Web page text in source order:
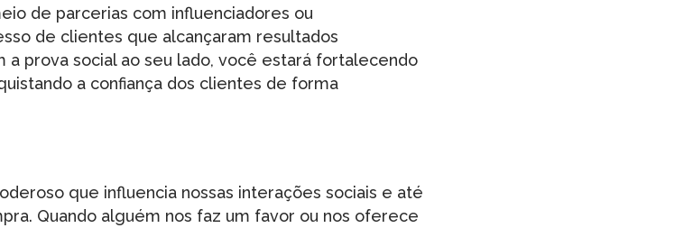
de parcerias com influenciadores ou
de clientes que alcançaram resultados
a prova social ao seu lado, você estará fortalecendo
a confiança dos clientes de forma
que influencia nossas interações sociais e até
Quando alguém nos faz um favor ou nos oferece